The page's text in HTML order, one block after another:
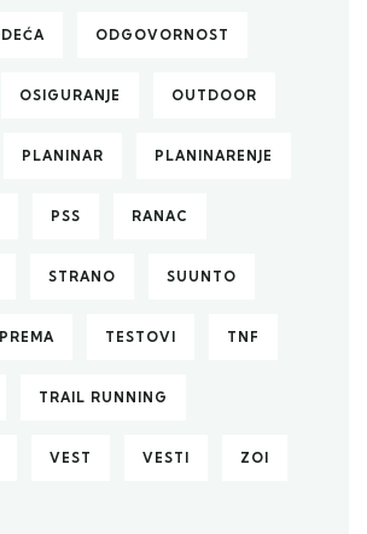
ODGOVORNOST
OSIGURANJE OUTDOOR
PLANINAR PLANINARENJE
PSS RANAC
STRANO SUUNTO
TESTOVI TNF
TRAIL RUNNING
VEST VESTI ZOI